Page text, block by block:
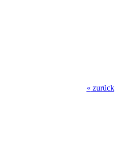
« zurück